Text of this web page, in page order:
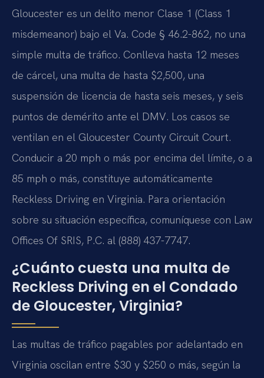
Gloucester es un delito menor Clase 1 (Class 1
misdemeanor) bajo el Va. Code § 46.2-862, no una
simple multa de tráfico. Conlleva hasta 12 meses
de cárcel, una multa de hasta $2,500, una
suspensión de licencia de hasta seis meses, y seis
puntos de demérito ante el DMV. Los casos se
ventilan en el Gloucester County Circuit Court.
Conducir a 20 mph o más por encima del límite, o a
85 mph o más, constituye automáticamente
Reckless Driving en Virginia. Para orientación
sobre su situación específica, comuníquese con Law
Offices Of SRIS, P.C. al (888) 437-7747.
¿Cuánto cuesta una multa de
Reckless Driving en el Condado
de Gloucester, Virginia?
Las multas de tráfico pagables por adelantado en
Virginia oscilan entre $30 y $250 o más, según la